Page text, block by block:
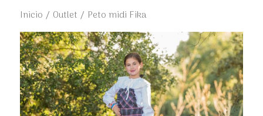
Inicio / Outlet / Peto midi Fika